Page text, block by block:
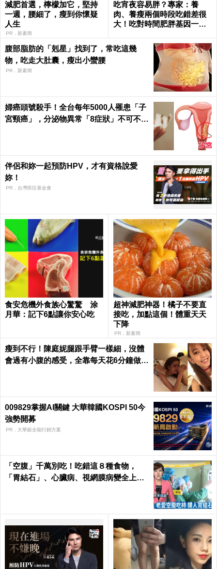
減肥首選，檸檬加它，堅持
一週，腰細了，瘦到你懷疑
人生
PR．新素簡
吃宵夜容易胖？專家：養
肉、養瘦兩個時段吃錯差很
大！吃對時間肥胖基因一秒
腹部脂肪的「剋星」找到了，常吃這幾
物，吃走大肚囊，瘦出小蠻腰
PR．新素簡
婦癌頭號殺手！全台每年5000人罹患「子
宮頸癌」，分泌物異常「8症狀」不可不知
伴侶和妳一起預防HPV，才有資格說愛
妳！
PR．台灣癌症基金會
食安危機外食族心驚驚 涂
月華：記下6點讓你安心吃
超神減肥神器！橘子不要直
接吃，加點這個！體重天天
下降
PR．新素簡
瘦到不行！陳庭妮腿跟手臂一樣細，沒體
會過有小腹的感受，全靠每天花6分鐘做這
009829掌握AI關鍵 大華韓國KOSPI 50今
強勢開募
PR．大華銀全能行銷方案
「空腹」千萬別吃！吃錯這８種食物，
「胃結石」、心臟病、視網膜病變全上身